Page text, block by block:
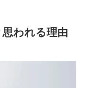
われる理由